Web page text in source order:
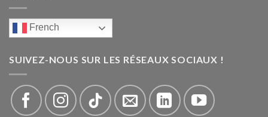
French
SUIVEZ-NOUS SUR LES RÉSEAUX SOCIAUX !